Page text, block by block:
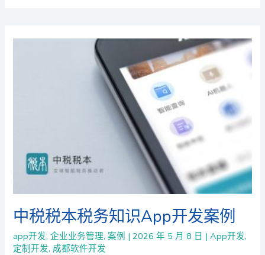
中税税本税务知识App开发案例
app开发,企业业务管理,案例 |2026 年 5 月 8 日 |App开发,
定制开发, 成都软件开发